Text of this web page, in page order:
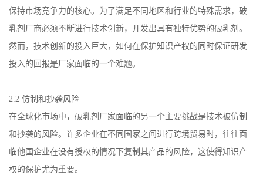
保持市场竞争力的核心。为了满足不同地区和行业的特殊需求，破
乳剂厂商必须不断进行技术创新，开发出具有独特优势的破乳剂。
然而，技术创新的投入巨大，如何在保护知识产权的同时保证研发
投入的回报是厂家面临的一个难题。
2.2 仿制和抄袭风险
在全球化市场中，破乳剂厂家面临的另一个主要挑战是技术被仿制
和抄袭的风险。许多企业在不同国家之间进行跨境贸易时，往往面
临他国企业在没有授权的情况下复制其产品的风险，这使得知识产
权的保护尤为重要。